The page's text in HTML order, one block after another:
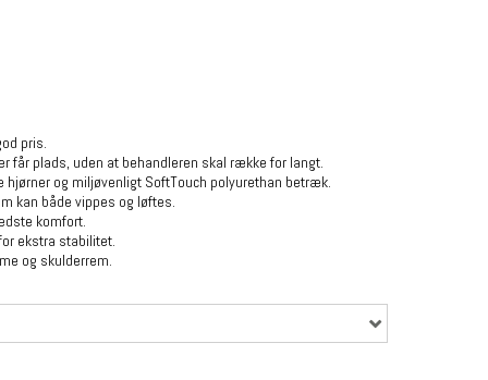
pris.
får plads, uden at behandleren skal række for langt.
og miljøvenligt SoftTouch polyurethan betræk.
kan både vippes og løftes.
komfort.
ekstra stabilitet.
og skulderrem.